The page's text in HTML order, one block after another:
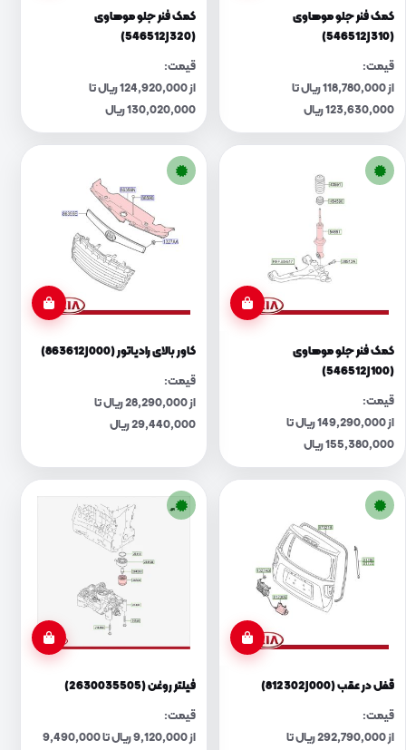
کمک فنر جلو موهاوی
(546512J310)
قیمت:
از 118,780,000 ریال تا
123,630,000 ریال
کمک فنر جلو موهاوی
(546512J320)
قیمت:
از 124,920,000 ریال تا
130,020,000 ریال
کمک فنر جلو موهاوی
(546512J100)
قیمت:
از 149,290,000 ریال تا
155,380,000 ریال
کاور بالای رادیاتور (863612J000)
قیمت:
از 28,290,000 ریال تا
29,440,000 ریال
قفل در عقب (812302J000)
قیمت:
از 292,790,000 ریال تا
فیلتر روغن (2630035505)
قیمت:
از 9,120,000 ریال تا 9,490,000